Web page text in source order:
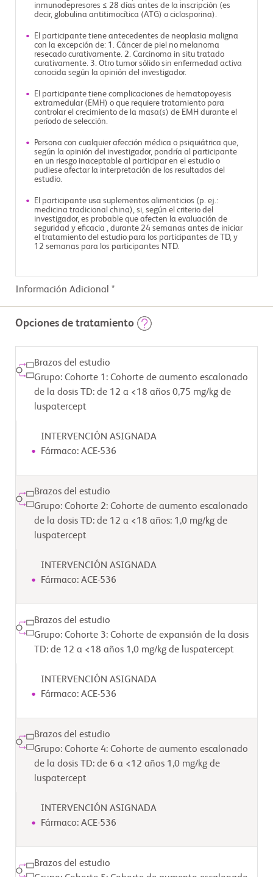
inmunodepresores ≤ 28 días antes de la inscripción (es
decir, globulina antitimocítica (ATG) o ciclosporina).
El participante tiene antecedentes de neoplasia maligna
con la excepción de: 1. Cáncer de piel no melanoma
resecado curativamente. 2. Carcinoma in situ tratado
curativamente. 3. Otro tumor sólido sin enfermedad activa
conocida según la opinión del investigador.
El participante tiene complicaciones de hematopoyesis
extramedular (EMH) o que requiere tratamiento para
controlar el crecimiento de la masa(s) de EMH durante el
período de selección.
Persona con cualquier afección médica o psiquiátrica que,
según la opinión del investigador, pondría al participante
en un riesgo inaceptable al participar en el estudio o
pudiese afectar la interpretación de los resultados del
estudio.
El participante usa suplementos alimenticios (p. ej.:
medicina tradicional china), si, según el criterio del
investigador, es probable que afecten la evaluación de
seguridad y eficacia , durante 24 semanas antes de iniciar
el tratamiento del estudio para los participantes de TD, y
12 semanas para los participantes NTD.
Información Adicional *
Opciones de tratamiento
Brazos del estudio
Grupo: Cohorte 1: Cohorte de aumento escalonado
de la dosis TD: de 12 a <18 años 0,75 mg/kg de
luspatercept
INTERVENCIÓN ASIGNADA
Fármaco: ACE-536
Brazos del estudio
Grupo: Cohorte 2: Cohorte de aumento escalonado
de la dosis TD: de 12 a <18 años: 1,0 mg/kg de
luspatercept
INTERVENCIÓN ASIGNADA
Fármaco: ACE-536
Brazos del estudio
Grupo: Cohorte 3: Cohorte de expansión de la dosis
TD: de 12 a <18 años 1,0 mg/kg de luspatercept
INTERVENCIÓN ASIGNADA
Fármaco: ACE-536
Brazos del estudio
Grupo: Cohorte 4: Cohorte de aumento escalonado
de la dosis TD: de 6 a <12 años 1,0 mg/kg de
luspatercept
INTERVENCIÓN ASIGNADA
Fármaco: ACE-536
Brazos del estudio